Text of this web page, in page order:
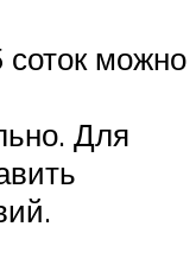
можно
Для